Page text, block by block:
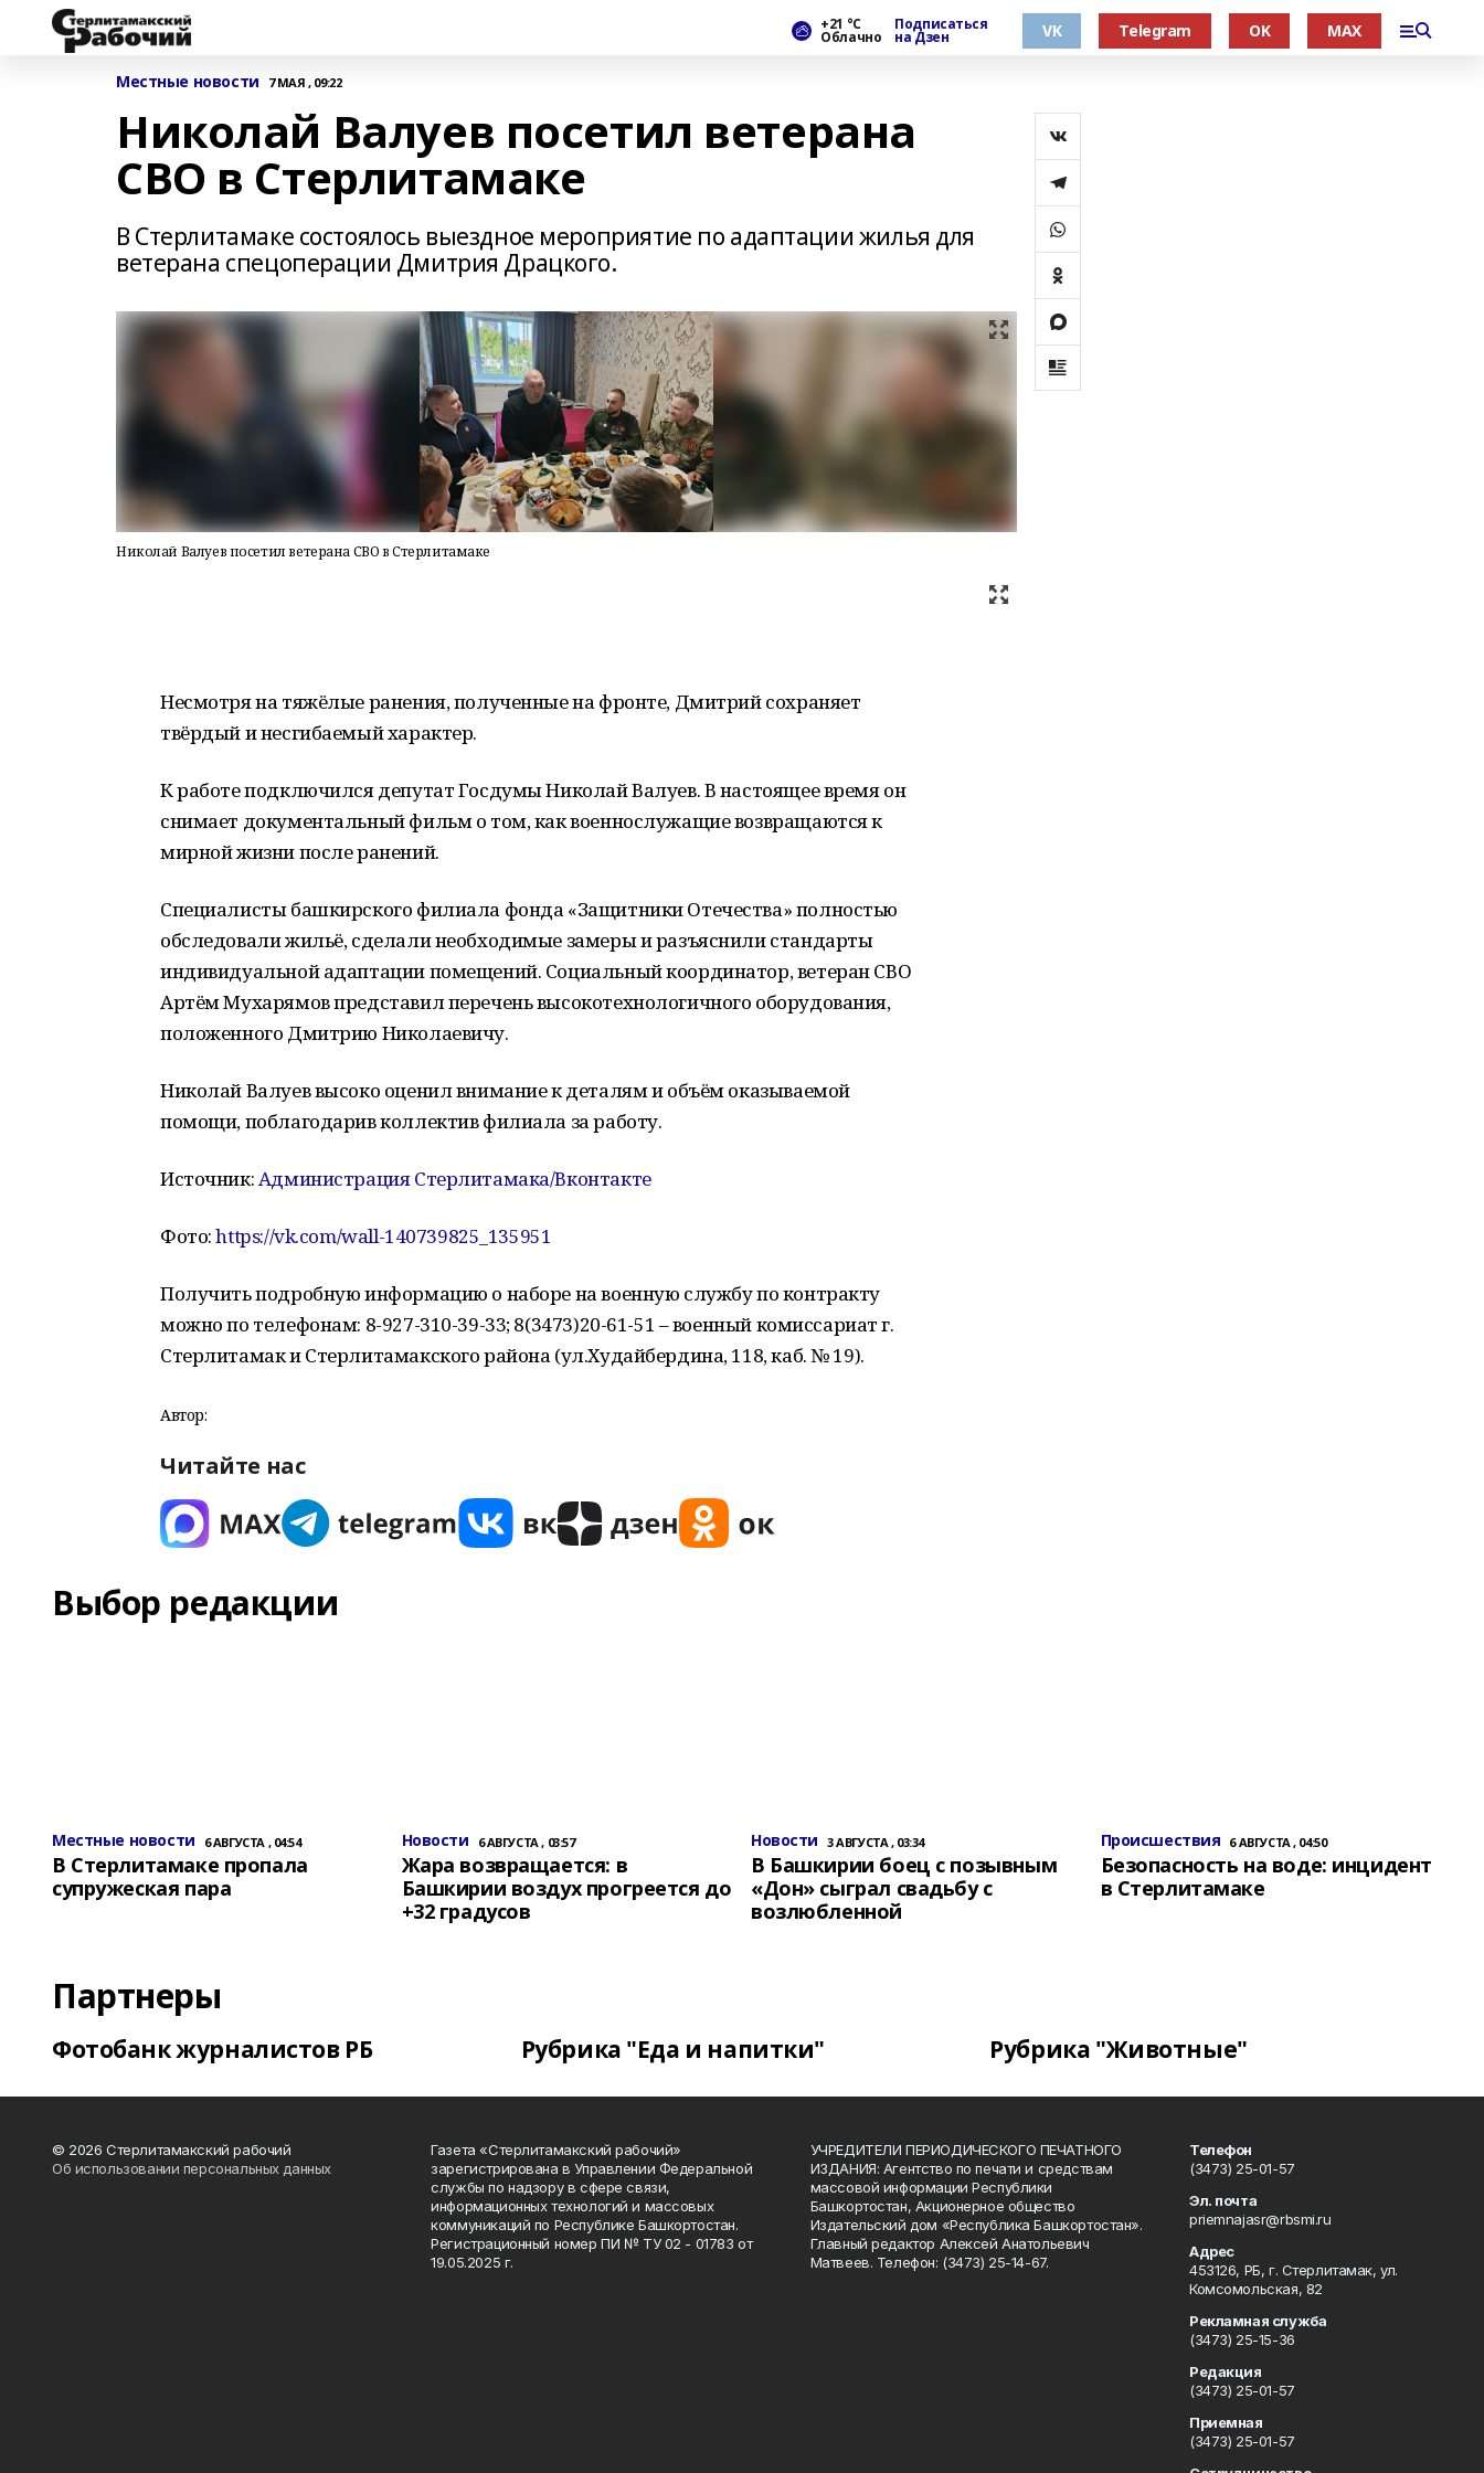
+21 °С
Облачно
Подписаться
на Дзен VK Telegram OK MAX
Местные новости 7 МАЯ , 09:22
Николай Валуев посетил ветерана
СВО в Стерлитамаке
В Стерлитамаке состоялось выездное мероприятие по адаптации жилья для
ветерана спецоперации Дмитрия Драцкого.
Николай Валуев посетил ветерана СВО в Стерлитамаке
Несмотря на тяжёлые ранения, полученные на фронте, Дмитрий сохраняет
твёрдый и несгибаемый характер.
К работе подключился депутат Госдумы Николай Валуев. В настоящее время он
снимает документальный фильм о том, как военнослужащие возвращаются к
мирной жизни после ранений.
Специалисты башкирского филиала фонда «Защитники Отечества» полностью
обследовали жильё, сделали необходимые замеры и разъяснили стандарты
индивидуальной адаптации помещений. Социальный координатор, ветеран СВО
Артём Мухарямов представил перечень высокотехнологичного оборудования,
положенного Дмитрию Николаевичу.
Николай Валуев высоко оценил внимание к деталям и объём оказываемой
помощи, поблагодарив коллектив филиала за работу.
Источник:Администрация Стерлитамака/Вконтакте
Фото:https://vk.com/wall-140739825_135951
Получить подробную информацию о наборе на военную службу по контракту
можно по телефонам: 8-927-310-39-33; 8(3473)20-61-51 – военный комиссариат г.
Стерлитамак и Стерлитамакского района (ул.Худайбердина, 118, каб. № 19).
Автор:
Читайте нас
Выбор редакции
Местные новости 6 АВГУСТА , 04:54
В Стерлитамаке пропала
супружеская пара
Новости 6 АВГУСТА , 03:57
Жара возвращается: в
Башкирии воздух прогреется до
+32 градусов
Новости 3 АВГУСТА , 03:34
В Башкирии боец с позывным
«Дон» сыграл свадьбу с
возлюбленной
Происшествия 6 АВГУСТА , 04:50
Безопасность на воде: инцидент
в Стерлитамаке
Партнеры
Фотобанк журналистов РБ Рубрика "Еда и напитки" Рубрика "Животные"
© 2026 Стерлитамакский рабочий
Об использовании персональных данных
Газета «Стерлитамакский рабочий»
зарегистрирована в Управлении Федеральной
службы по надзору в сфере связи,
информационных технологий и массовых
коммуникаций по Республике Башкортостан.
Регистрационный номер ПИ № ТУ 02 - 01783 от
19.05.2025 г.
УЧРЕДИТЕЛИ ПЕРИОДИЧЕСКОГО ПЕЧАТНОГО
ИЗДАНИЯ: Агентство по печати и средствам
массовой информации Республики
Башкортостан, Акционерное общество
Издательский дом «Республика Башкортостан».
Главный редактор Алексей Анатольевич
Матвеев. Телефон: (3473) 25-14-67.
Телефон
(3473) 25-01-57
Эл. почта
priemnajasr@rbsmi.ru
Адрес
453126, РБ, г. Стерлитамак, ул.
Комсомольская, 82
Рекламная служба
(3473) 25-15-36
Редакция
(3473) 25-01-57
Приемная
(3473) 25-01-57